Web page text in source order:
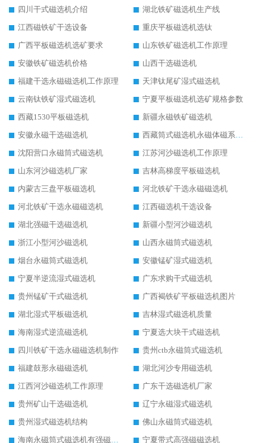
四川干式磁选机介绍
湖北铁矿磁选机生产线
江西磁铁矿干选设备
重庆平板磁选机选钛
广西平板磁选机选矿要求
山东铁矿磁选机工作原理
安徽铁矿磁选机价格
山西干选磁选机
福建干选永磁磁选机工作原理
天津钛尾矿湿式磁选机
云南钛铁矿湿式磁选机
宁夏平板磁选机选矿规格参数
西藏1530平板磁选机
新疆永磁铁矿磁选机
安徽永磁干选磁选机
西藏筒式磁选机永磁体磁系设计
沈阳营口永磁筒式磁选机
江苏河沙磁选机工作原理
山东河沙磁选机厂家
吉林高梯度平板磁选机
内蒙古三盘平板磁选机
河北铁矿干选永磁磁选机
河北铁矿干选永磁磁选机
江西磁选机干选设备
湖北强磁干选磁选机
新疆小型河沙磁选机
浙江小型河沙磁选机
山西永磁筒式磁选机
烟台永磁筒式磁选机
安徽锰矿湿式磁选机
宁夏半逆流湿式磁选机
广东求购干式磁选机
贵州锰矿干式磁选机
广西褐铁矿平板磁选机图片
湖北湿式平板磁选机
吉林湿式磁选机质量
海南湿式逆流磁选机
宁夏选大块干式磁选机
四川铁矿干选永磁磁选机制作
贵州ctb永磁筒式磁选机
福建鼓形永磁磁选机
湖北河沙专用磁选机
江西河沙磁选机工作原理
广东干选磁选机厂家
贵州矿山干选磁选机
辽宁永磁湿式磁选机
贵州湿式磁选机结构
佛山永磁筒式磁选机
海南永磁筒式磁选机有强磁的吗
宁夏带式高强磁磁选机